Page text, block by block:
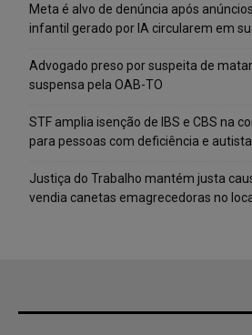
Meta é alvo de denúncia após
infantil gerado por IA circularem em
Advogado preso por suspeita de
suspensa pela OAB-TO
STF amplia isenção de IBS e CBS na
para pessoas com deficiência e
Justiça do Trabalho mantém justa
vendia canetas emagrecedoras no